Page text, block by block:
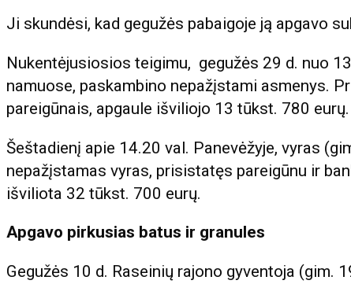
Ji skundėsi, kad gegužės pabaigoje ją apgavo
Nukentėjusiosios teigimu, gegužės 29 d. nuo
namuose, paskambino nepažįstami asmenys.
pareigūnais, apgaule išviliojo 13 tūkst. 780 eurų.
Šeštadienį apie 14.20 val. Panevėžyje, vyras
nepažįstamas vyras, prisistatęs pareigūnu ir
išviliota 32 tūkst. 700 eurų.
Apgavo pirkusias batus ir granules
Gegužės 10 d. Raseinių rajono gyventoja (gim.